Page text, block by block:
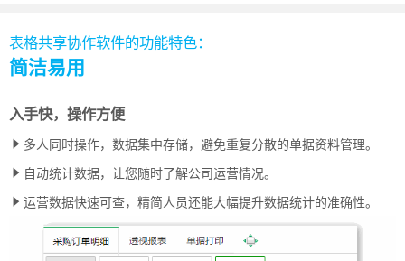
表格共享协作软件的功能特色：
简洁易用
入手快，操作方便
多人同时操作，数据集中存储，避免重复分散的单据资料管理。
自动统计数据，让您随时了解公司运营情况。
运营数据快速可查，精简人员还能大幅提升数据统计的准确性。